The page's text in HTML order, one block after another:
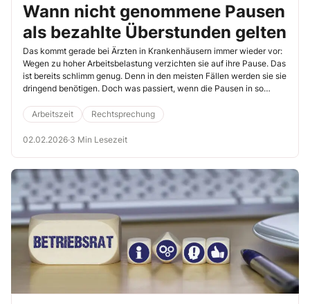
Wann nicht genommene Pausen
als bezahlte Überstunden gelten
Das kommt gerade bei Ärzten in Krankenhäusern immer wieder vor:
Wegen zu hoher Arbeitsbelastung verzichten sie auf ihre Pause. Das
ist bereits schlimm genug. Denn in den meisten Fällen werden sie sie
dringend benötigen. Doch was passiert, wenn die Pausen in so
Darauf findet die folgende Entscheidung des Bundesarbeitsgerichts
eine Antwort (BAG, 12.2.2025, Az. 5 AZR 51/24). Dabei stärken die
Richter die Rechte Teilzeitbeschäftigter.
Arbeitszeit Rechtsprechung
02.02.2026·3 Min Lesezeit